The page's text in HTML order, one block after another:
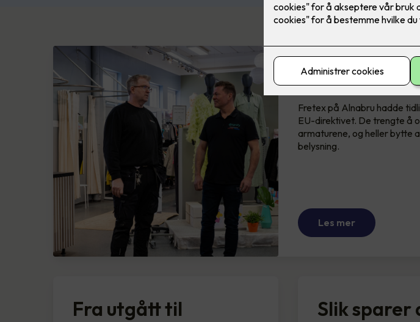
Bærekraftig
Fretex på Alnabru hadde
EU-direktivet. De trengte å
armaturene, og heller bytte
belysning.
Les mer
Fra utgått til
Slik sparer